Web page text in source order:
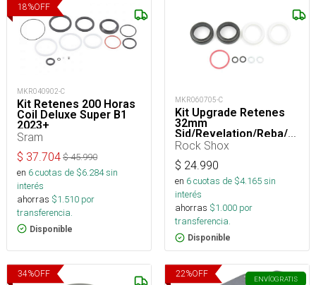
18%OFF
MKR040902-C
Kit Retenes 200 Horas
Coil Deluxe Super B1
2023+
Sram
$ 37.704 $45.990
en 6cuotas de $6.284sin
interés
ahorras $1.510 por
transferencia.
Disponible
MKR060705-C
Kit Upgrade Retenes
32mm
Sid/Revelation/Reba/Ar
Rock Shox
$ 24.990
en 6cuotas de $4.165sin
interés
ahorras $1.000 por
transferencia.
Disponible
34%OFF 22%OFF
ENVÍOGRATIS